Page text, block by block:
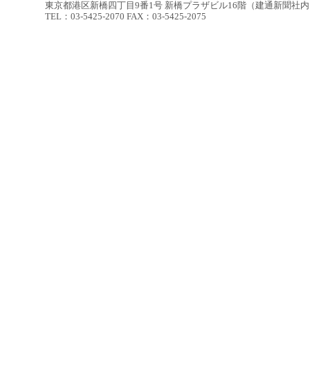
東京都港区新橋四丁目9番1号 新橋プラザビル16階（建通新聞社
TEL：03-5425-2070 FAX：03-5425-2075